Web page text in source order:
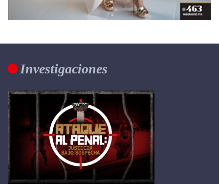
Investigaciones